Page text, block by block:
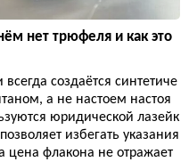
нет трюфеля и как это
создаётся синтетиче
а не настоем настоя
юридической лазейк
избегать указания
цена флакона не отражает